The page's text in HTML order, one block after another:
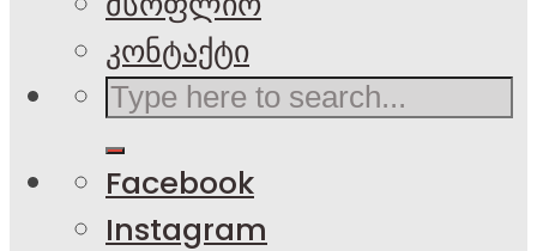
კონტაქტი
Facebook
Instagram